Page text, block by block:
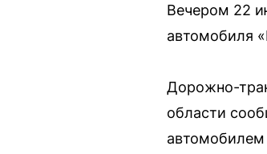
Вечером 22
автомобиля
Дорожно-
области
автомобилем